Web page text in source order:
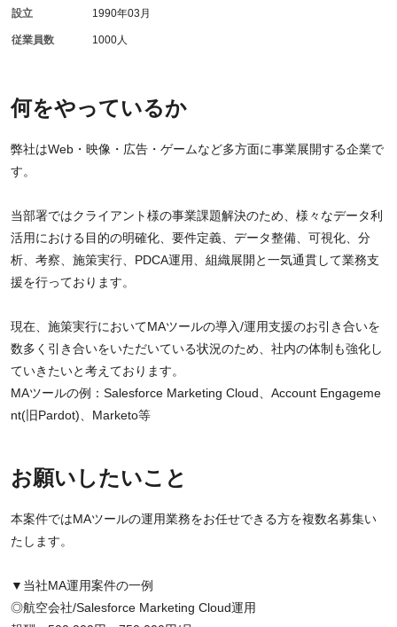
何をやっているか
弊社はWeb・映像・広告・ゲームなど多方面に事業展開する企業で
す。
当部署ではクライアント様の事業課題解決のため、様々なデータ利
活用における目的の明確化、要件定義、データ整備、可視化、分
析、考察、施策実行、PDCA運用、組織展開と一気通貫して業務支
援を行っております。
現在、施策実行においてMAツールの導入/運用支援のお引き合いを
数多く引き合いをいただいている状況のため、社内の体制も強化し
ていきたいと考えております。
MAツールの例：Salesforce Marketing Cloud、Account Engageme
nt(旧Pardot)、Marketo等
お願いしたいこと
本案件ではMAツールの運用業務をお任せできる方を複数名募集い
たします。
▼当社MA運用案件の一例
◎航空会社/Salesforce Marketing Cloud運用
設立 1990年03月
従業員数 1000人